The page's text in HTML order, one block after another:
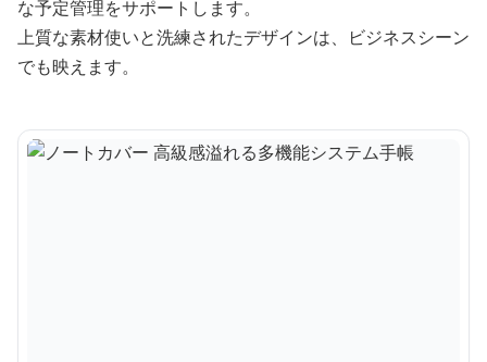
な予定管理をサポートします。
上質な素材使いと洗練されたデザインは、ビジネスシーン
でも映えます。